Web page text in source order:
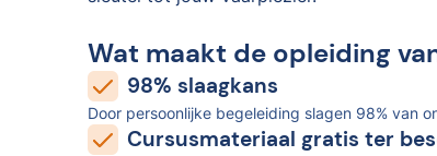
Wat maakt de opleiding
98% slaagkans
Door persoonlijke begeleiding slagen 98% van
Cursusmateriaal gratis ter